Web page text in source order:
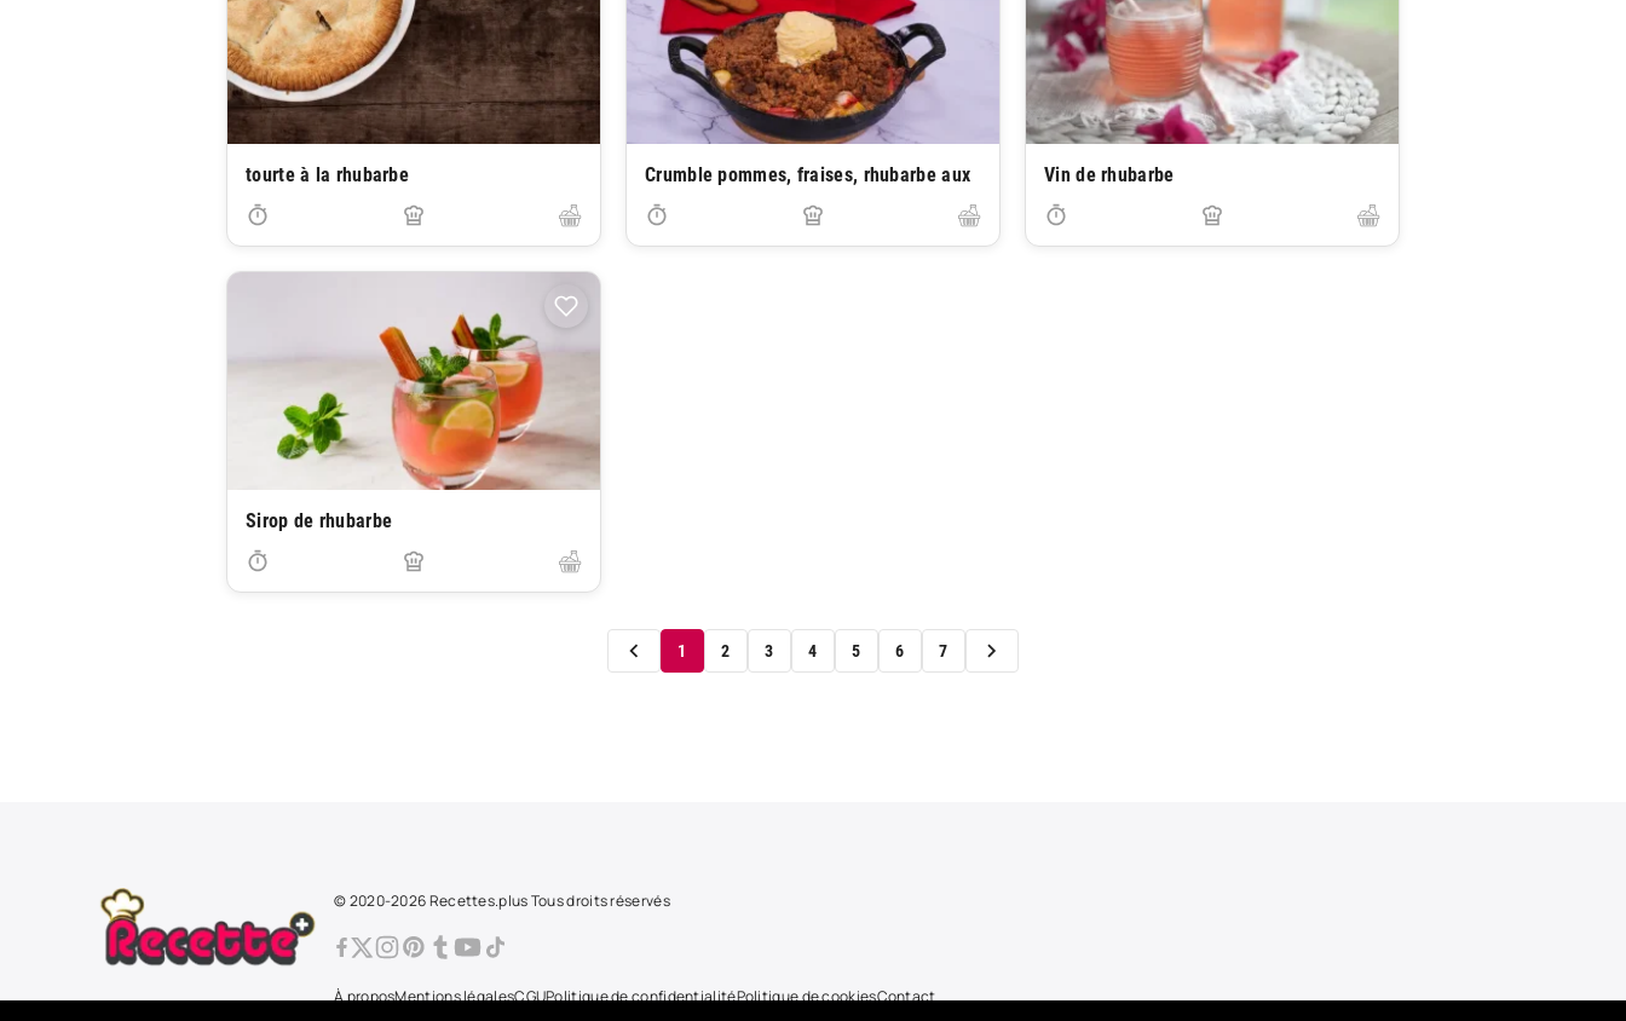
tourte à la rhubarbe Crumble pommes, fraises, rhubarbe aux Vin de rhubarbe
Sirop de rhubarbe
1 2 3 4 5 6 7
© 2020-2026 Recettes.plus Tous droits réservés
À proposMentions légalesCGUPolitique de confidentialitéPolitique de cookiesContact